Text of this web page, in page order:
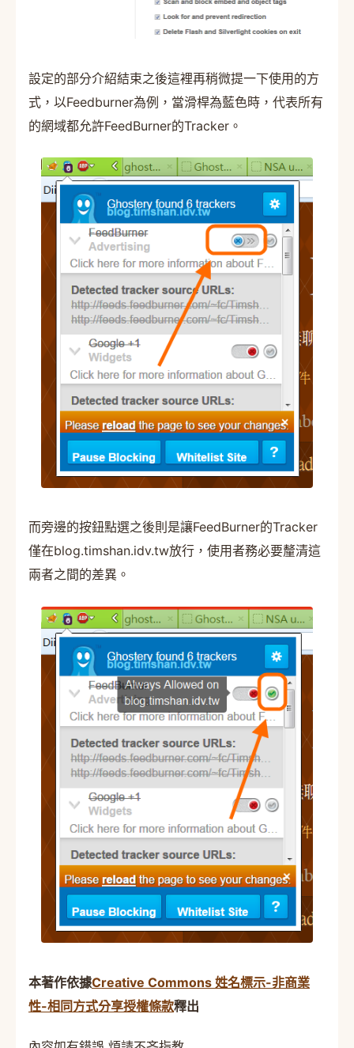
設定的部分介紹結束之後這裡再稍微提一下使用的方
式，以Feedburner為例，當滑桿為藍色時，代表所有
的網域都允許FeedBurner的Tracker。
而旁邊的按鈕點選之後則是讓FeedBurner的Tracker
僅在blog.timshan.idv.tw放行，使用者務必要釐清這
兩者之間的差異。
本著作依據Creative Commons 姓名標示-非商業
性-相同方式分享授權條款釋出